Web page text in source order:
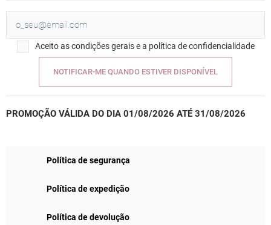
Aceito as condições gerais e a política de confidencialidade
NOTIFICAR-ME QUANDO ESTIVER DISPONÍVEL
PROMOÇÃO VÁLIDA DO DIA 01/08/2026 ATÉ 31/08/2026
Política de segurança
Política de expedição
Política de devolução